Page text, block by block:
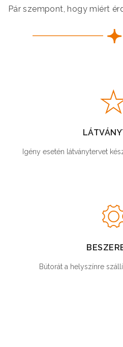
Pár szempont, hogy miért
Igény esetén látványtervet
Bútorát a helyszínre